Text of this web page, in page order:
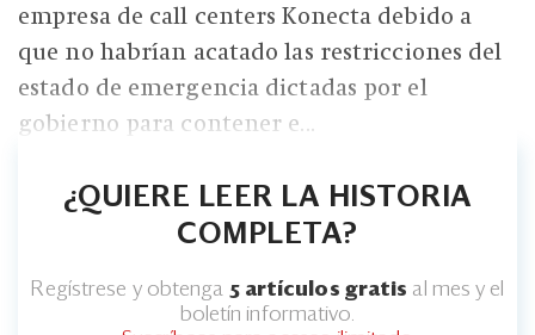
Legal y Política
Eventos
Ranking CEO
empresa de call centers Konecta debido a
que no habrían acatado las restricciones del
estado de emergencia dictadas por el
gobierno para contener e...
¿QUIERE LEER LA HISTORIA
COMPLETA?
Regístrese y obtenga 5 artículos gratis al mes y el
boletín informativo.